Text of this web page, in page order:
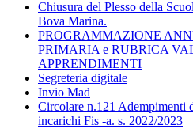
Chiusura del Plesso della
Bova Marina.
PROGRAMMAZIONE
PRIMARIA e RUBRICA
APPRENDIMENTI
Segreteria digitale
Invio Mad
Circolare n.121 Adempimenti
incarichi Fis -a. s. 2022/2023